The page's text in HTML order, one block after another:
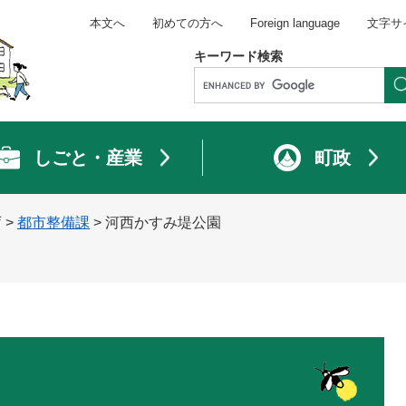
本文へ 初めての方へ Foreign language 文字サ
キーワード検索
しごと・産業 町政
> 都市整備課 > 河西かすみ堤公園